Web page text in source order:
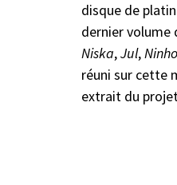
disque de
dernier volume
Niska,Jul,Ninho
réuni sur cette
extrait du